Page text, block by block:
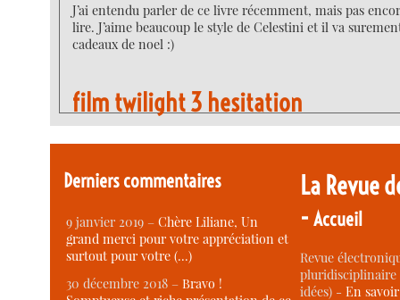
J’ai entendu parler de ce livre récemment, mais pas
lire. J’aime beaucoup le style de Celestini et il va
cadeaux de noel :)
film twilight 3 hesitation
trop fan pour attendre la suite de cette saga de vampires.
Derniers commentaires
9 janvier 2019 –Chère Liliane, Un
grand merci pour votre appréciation et
surtout pour votre (…)
30 décembre 2018 –Bravo !
La Revue
-Accueil
Revue
idées) -En